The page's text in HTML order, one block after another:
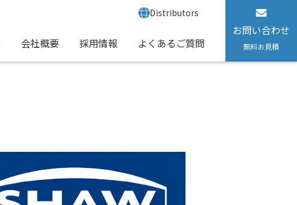
会社概要 採用情報 よくあるご質問
お問い合わせ
無料お見積
Distributors